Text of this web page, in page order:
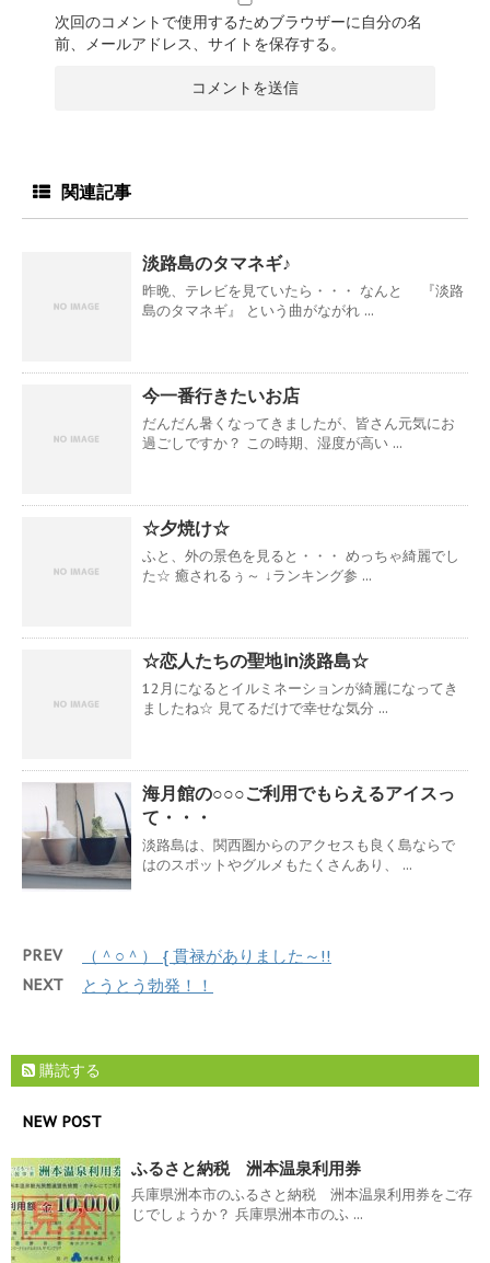
次回のコメントで使用するためブラウザーに自分の名
前、メールアドレス、サイトを保存する。
関連記事
淡路島のタマネギ♪
昨晩、テレビを見ていたら・・・ なんと 『淡路
島のタマネギ』 という曲がながれ ...
今一番行きたいお店
だんだん暑くなってきましたが、皆さん元気にお
過ごしですか？ この時期、湿度が高い ...
☆夕焼け☆
ふと、外の景色を見ると・・・ めっちゃ綺麗でし
た☆ 癒されるぅ～ ↓ランキング参 ...
☆恋人たちの聖地in淡路島☆
12月になるとイルミネーションが綺麗になってき
ましたね☆ 見てるだけで幸せな気分 ...
海月館の○○○ご利用でもらえるアイスっ
て・・・
淡路島は、関西圏からのアクセスも良く島ならで
はのスポットやグルメもたくさんあり、 ...
PREV （＾○＾） { 貫禄がありました～!!
NEXT とうとう勃発！！
購読する
NEW POST
ふるさと納税 洲本温泉利用券
兵庫県洲本市のふるさと納税 洲本温泉利用券をご存
じでしょうか？ 兵庫県洲本市のふ ...